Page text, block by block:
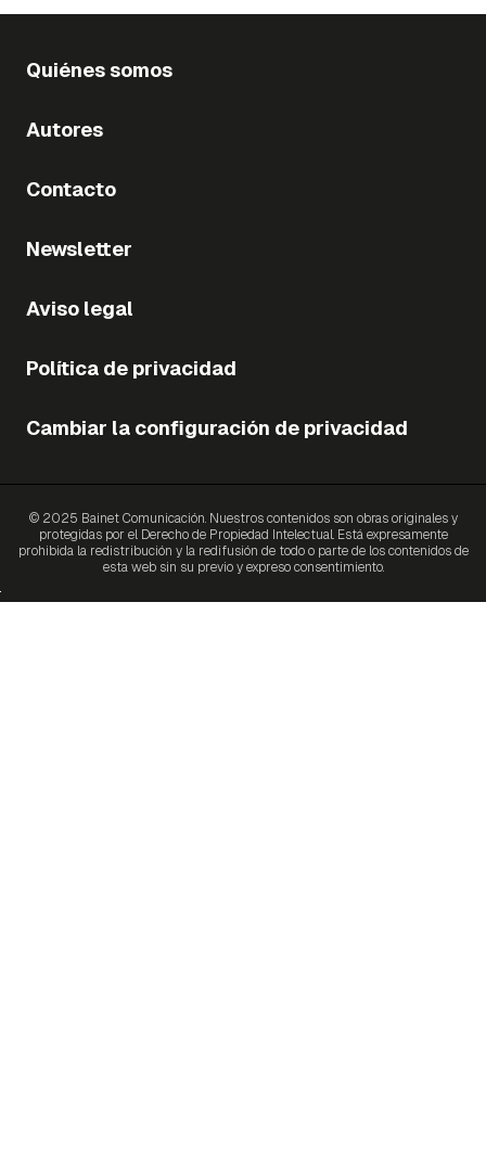
Quiénes somos
Autores
Contacto
Newsletter
Aviso legal
Política de privacidad
Cambiar la configuración de privacidad
© 2025 Bainet Comunicación. Nuestros contenidos son obras originales y
protegidas por el Derecho de Propiedad Intelectual. Está expresamente
prohibida la redistribución y la redifusión de todo o parte de los contenidos de
esta web sin su previo y expreso consentimiento.